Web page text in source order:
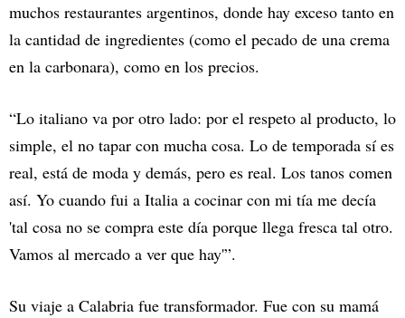
muchos restaurantes argentinos, donde hay exceso tanto en
la cantidad de ingredientes (como el pecado de una crema
en la carbonara), como en los precios.
“Lo italiano va por otro lado: por el respeto al producto, lo
simple, el no tapar con mucha cosa. Lo de temporada sí es
real, está de moda y demás, pero es real. Los tanos comen
así. Yo cuando fui a Italia a cocinar con mi tía me decía
'tal cosa no se compra este día porque llega fresca tal otro.
Vamos al mercado a ver que hay'”.
Su viaje a Calabria fue transformador. Fue con su mamá